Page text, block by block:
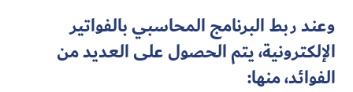
وعند ربط البرنامج المحاسبي بالفواتير
الإلكترونية، يتم الحصول على العديد من
الفوائد، منها: